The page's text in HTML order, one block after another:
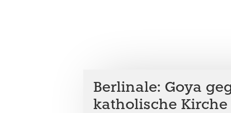
Berlinale: Goya
katholische Kirche